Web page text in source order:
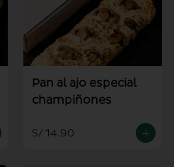
Pan al ajo especial
champiñones
S/ 14.90